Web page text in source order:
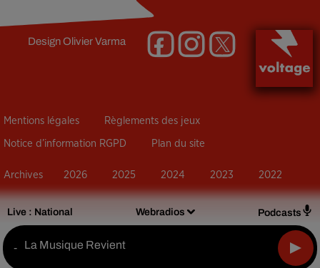
Live : National Webradios Podcasts
- La Musique Revient
DesignOlivier Varma
Mentions légales Règlements des jeux
Notice d’information RGPD Plan du site
Archives 2026 2025 2024 2023 2022